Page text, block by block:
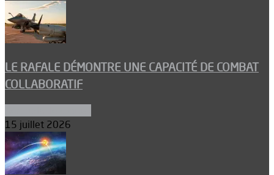
LE RAFALE DÉMONTRE UNE CAPACITÉ DE COMBAT
COLLABORATIF
15 juillet 2026